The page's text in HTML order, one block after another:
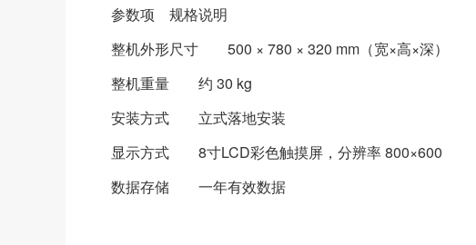
参数项
规格说明
整机外形尺寸
500 × 780 × 320 mm（宽×高×深）
整机重量
约 30 kg
安装方式
立式落地安装
显示方式
8寸LCD彩色触摸屏，分辨率 800×600
数据存储
一年有效数据